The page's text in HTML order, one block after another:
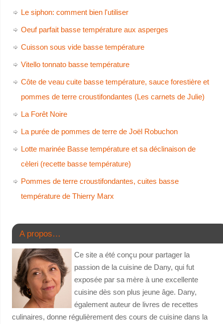
Le siphon: comment bien l'utiliser
Oeuf parfait basse température aux asperges
Cuisson sous vide basse température
Vitello tonnato basse température
Côte de veau cuite basse température, sauce forestière et
pommes de terre croustifondantes (Les carnets de Julie)
La Forêt Noire
La purée de pommes de terre de Joël Robuchon
Lotte marinée Basse température et sa déclinaison de
cèleri (recette basse température)
Pommes de terre croustifondantes, cuites basse
température de Thierry Marx
A propos…
Ce site a été conçu pour partager la
passion de la cuisine de Dany, qui fut
exposée par sa mère à une excellente
cuisine dès son plus jeune âge. Dany,
également auteur de livres de recettes
culinaires, donne régulièrement des cours de cuisine dans la